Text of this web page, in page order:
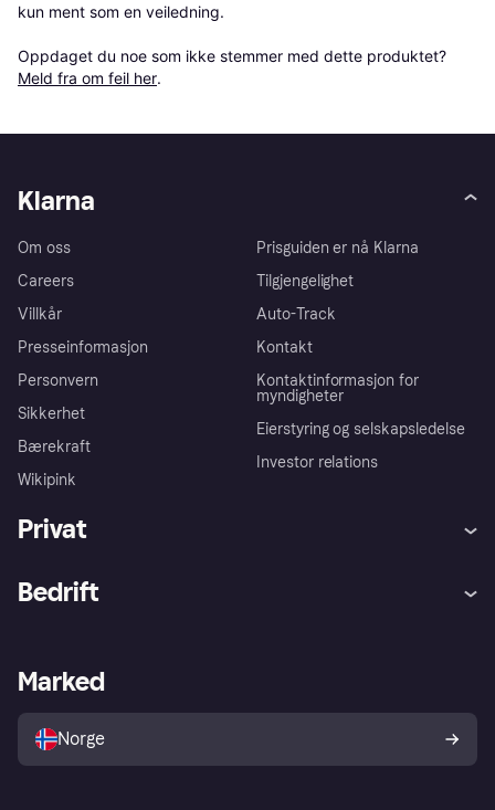
kun ment som en veiledning.
Oppdaget du noe som ikke stemmer med dette produktet?
Meld fra om feil her.
Klarna
Om oss
Careers
Villkår
Presseinformasjon
Personvern
Sikkerhet
Bærekraft
Wikipink
Prisguiden er nå Klarna
Tilgjengelighet
Auto-Track
Kontakt
Kontaktinformasjon for
myndigheter
Eierstyring og selskapsledelse
Investor relations
Privat
Utforsk butikker
Bedrift
Merchant portal
Marked
Norge